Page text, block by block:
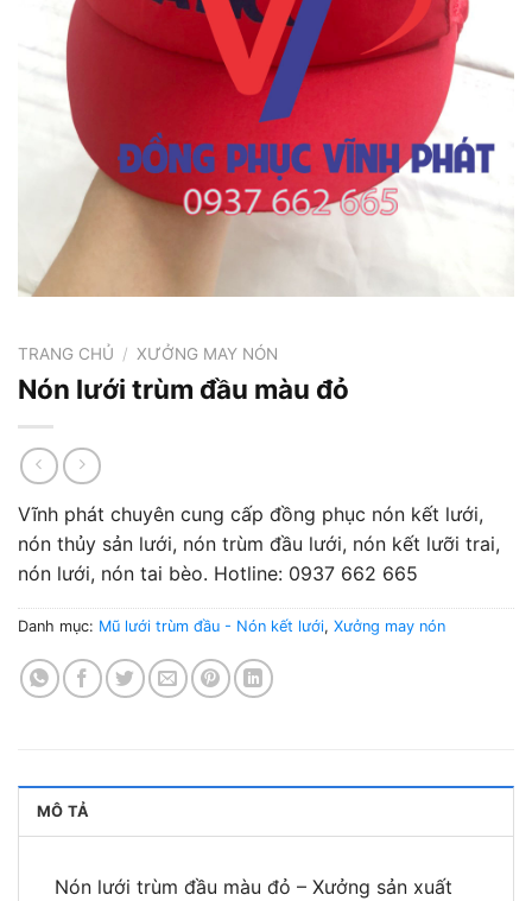
TRANG CHỦ / XƯỞNG MAY NÓN
Nón lưới trùm đầu màu đỏ
Vĩnh phát chuyên cung cấp đồng phục nón kết lưới,
nón thủy sản lưới, nón trùm đầu lưới, nón kết lưỡi trai,
nón lưới, nón tai bèo. Hotline: 0937 662 665
Danh mục: Mũ lưới trùm đầu - Nón kết lưới, Xưởng may nón
MÔ TẢ
Nón lưới trùm đầu màu đỏ – Xưởng sản xuất